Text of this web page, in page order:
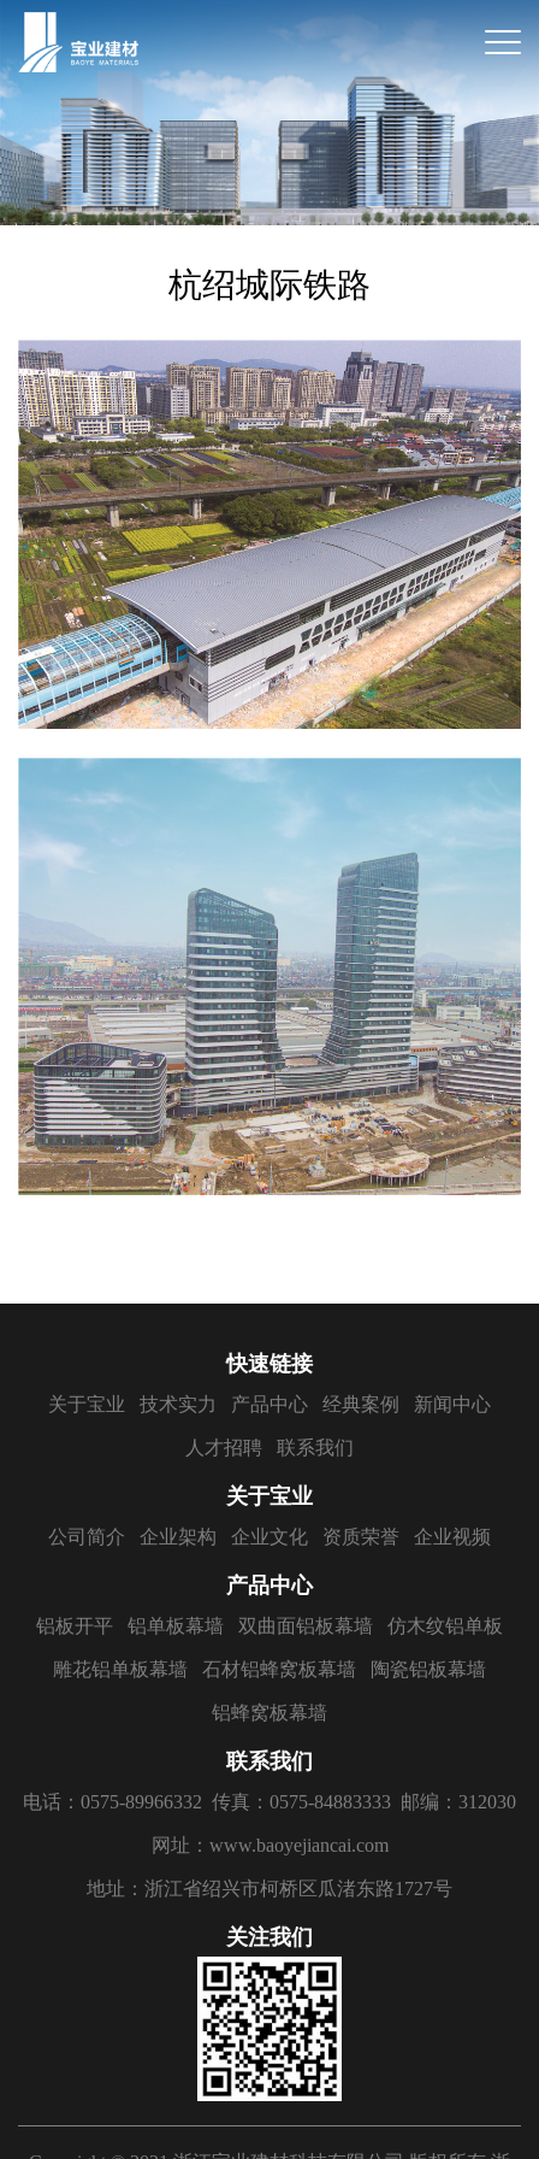
杭绍城际铁路
快速链接
关于宝业 技术实力 产品中心 经典案例 新闻中心
人才招聘 联系我们
关于宝业
公司简介 企业架构 企业文化 资质荣誉 企业视频
产品中心
铝板开平 铝单板幕墙 双曲面铝板幕墙 仿木纹铝单板
雕花铝单板幕墙 石材铝蜂窝板幕墙 陶瓷铝板幕墙
铝蜂窝板幕墙
联系我们
电话：0575-89966332 传真：0575-84883333 邮编：312030
网址：www.baoyejiancai.com
地址：浙江省绍兴市柯桥区瓜渚东路1727号
关注我们